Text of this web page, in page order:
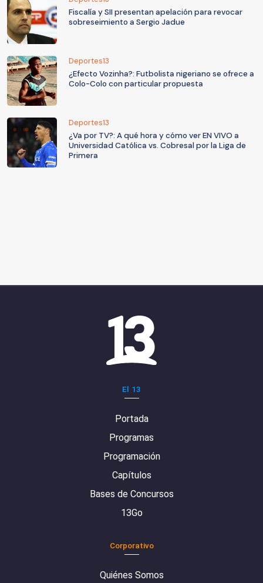
Fiscalía y SII presentan apelación para revocar
sobreseimiento a Sergio Jadue
Deportes13
¿Efecto Vozinha?: Futbolista nigeriano se ofrece a
Colo-Colo con particular propuesta
Deportes13
¿Va por TV?: A qué hora y cómo ver EN VIVO a
Universidad Católica vs. Cobresal por la Liga de
Primera
El 13
Portada
Programas
Programación
Capítulos
Bases de Concursos
13Go
Corporativo
Quiénes Somos